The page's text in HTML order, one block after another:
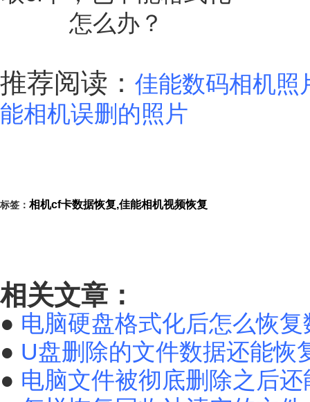
推荐阅读： 佳能数码相机照
能相机误删的照片
标签： 相机cf卡数据恢复,佳能相机视频恢复
相关文章：
● 电脑硬盘格式化后怎么恢复
● U盘删除的文件数据还能恢
● 电脑文件被彻底删除之后